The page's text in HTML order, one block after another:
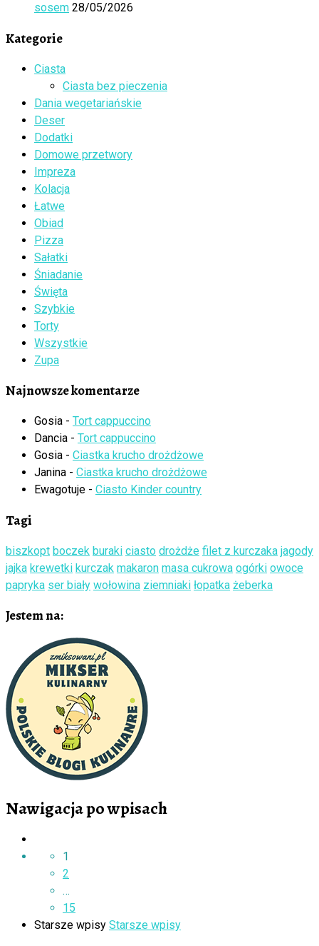
sosem 28/05/2026
Kategorie
Ciasta
Ciasta bez pieczenia
Dania wegetariańskie
Deser
Dodatki
Domowe przetwory
Impreza
Kolacja
Łatwe
Obiad
Pizza
Sałatki
Śniadanie
Święta
Szybkie
Torty
Wszystkie
Zupa
Najnowsze komentarze
Gosia - Tort cappuccino
Dancia - Tort cappuccino
Gosia - Ciastka krucho drożdżowe
Janina - Ciastka krucho drożdżowe
Ewagotuje - Ciasto Kinder country
Tagi
biszkopt boczek buraki ciasto drożdże filet z kurczaka jagody
jajka krewetki kurczak makaron masa cukrowa ogórki owoce
papryka ser biały wołowina ziemniaki łopatka żeberka
Jestem na:
Nawigacja po wpisach
1
2
…
15
Starsze wpisy Starsze wpisy